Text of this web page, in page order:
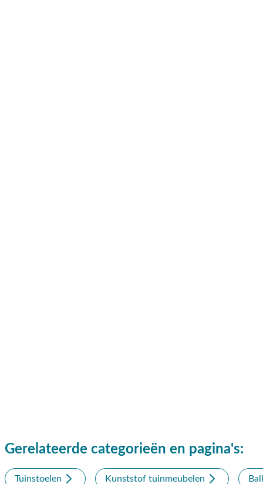
Gerelateerde categorieën en pagina's:
Tuinstoelen Kunststof tuinmeubelen